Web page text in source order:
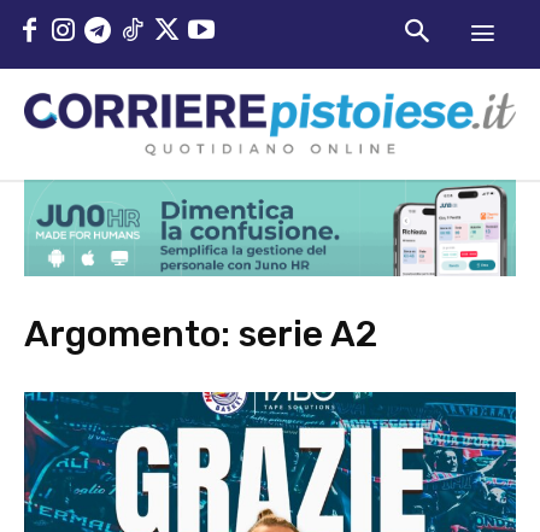
Argomento: serie A2